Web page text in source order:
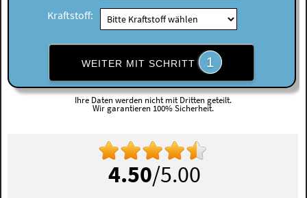
Kraftstoff:
WEITER MIT SCHRITT 1
Ihre Daten werden nicht mit Dritten geteilt.
Wir garantieren 100% Sicherheit.
4.50/5.00